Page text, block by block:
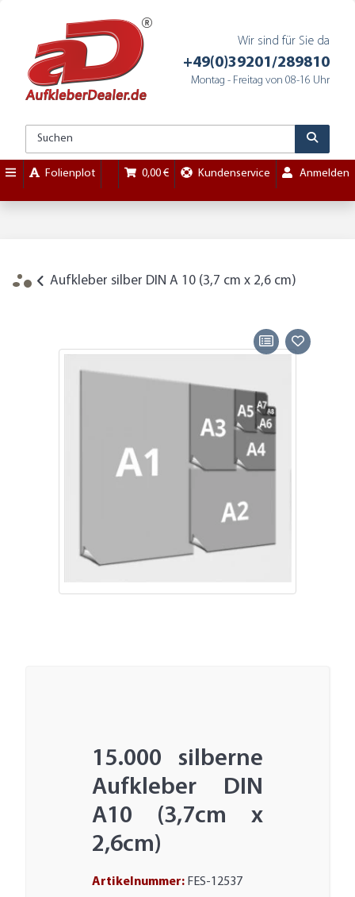
Wir sind für Sie da
+49(0)39201/289810
Montag - Freitag von 08-16 Uhr
Folienplot 0,00 € Kundenservice Anmelden
Aufkleber silber DIN A 10 (3,7 cm x 2,6 cm)
15.000 silberne
Aufkleber DIN
A10 (3,7cm x
2,6cm)
Artikelnummer: FES-12537